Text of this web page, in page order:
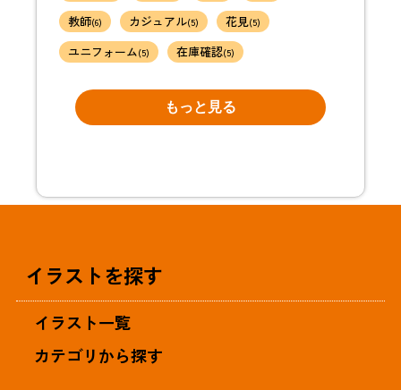
教師(6) カジュアル(5) 花見(5)
ユニフォーム(5) 在庫確認(5)
もっと見る
イラストを探す
イラスト一覧
カテゴリから探す